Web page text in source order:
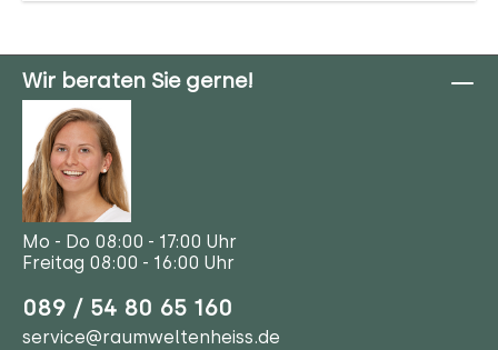
Wir beraten Sie gerne!
Mo - Do 08:00 - 17:00 Uhr
Freitag 08:00 - 16:00 Uhr
089 / 54 80 65 160
service@raumweltenheiss.de